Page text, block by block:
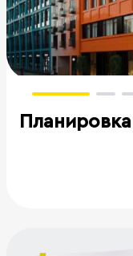
Планировка